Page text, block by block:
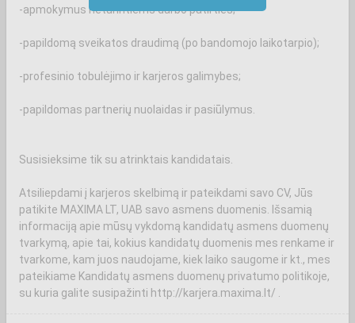
-apmokymus neturintiems darbo patirties;
-papildomą sveikatos draudimą (po bandomojo laikotarpio);
-profesinio tobulėjimo ir karjeros galimybes;
-papildomas partnerių nuolaidas ir pasiūlymus.
Susisieksime tik su atrinktais kandidatais.
Atsiliepdami į karjeros skelbimą ir pateikdami savo CV, Jūs
patikite MAXIMA LT, UAB savo asmens duomenis. Išsamią
informaciją apie mūsų vykdomą kandidatų asmens duomenų
tvarkymą, apie tai, kokius kandidatų duomenis mes renkame ir
tvarkome, kam juos naudojame, kiek laiko saugome ir kt., mes
pateikiame Kandidatų asmens duomenų privatumo politikoje,
su kuria galite susipažinti http://karjera.maxima.lt/ .